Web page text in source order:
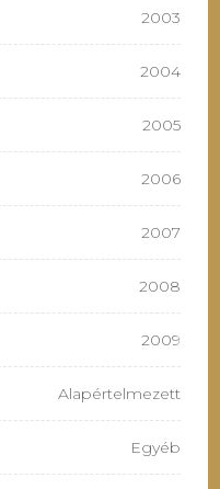
2003
2004
2005
2006
2007
2008
2009
Alapértelmezett
Egyéb